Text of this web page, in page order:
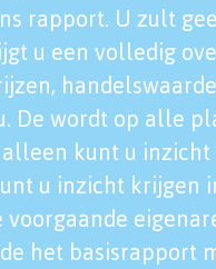
rapport. U zult
u een volledig
De wordt op alle
kunt u
u inzicht krijgen
het basisrapport